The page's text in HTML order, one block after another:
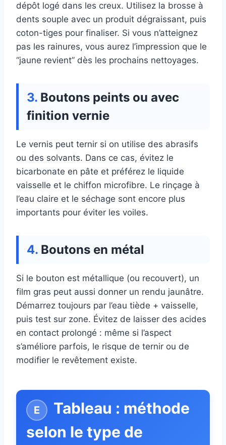
dépôt logé dans les creux. Utilisez la brosse à
dents souple avec un produit dégraissant, puis
coton-tiges pour finaliser. Si vous n’atteignez
pas les rainures, vous aurez l’impression que le
“jaune revient” dès les prochains nettoyages.
Boutons peints ou avec
finition vernie
Le vernis peut ternir si on utilise des abrasifs
ou des solvants. Dans ce cas, évitez le
bicarbonate en pâte et préférez le liquide
vaisselle et le chiffon microfibre. Le rinçage à
l’eau claire et le séchage sont encore plus
importants pour éviter les voiles.
Boutons en métal
Si le bouton est métallique (ou recouvert), un
film gras peut aussi donner un rendu jaunâtre.
Démarrez toujours par l’eau tiède + vaisselle,
puis test sur zone. Évitez de laisser des acides
en contact prolongé : même si l’aspect
s’améliore parfois, le risque de ternir ou de
modifier le revêtement existe.
Tableau : méthode
selon le type de